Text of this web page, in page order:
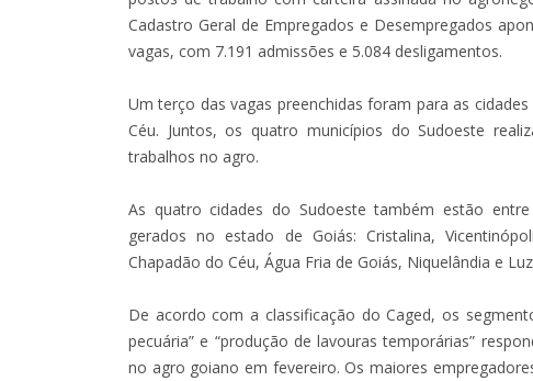
Cadastro Geral de Empregados e Desempregados
vagas, com 7.191 admissões e 5.084 desligamentos.
Um terço das vagas preenchidas foram para as
Céu. Juntos, os quatro municípios do Sudoeste
trabalhos no agro.
As quatro cidades do Sudoeste também estão
gerados no estado de Goiás: Cristalina,
Chapadão do Céu, Água Fria de Goiás, Niquelândia e
De acordo com a classificação do Caged, os
pecuária” e “produção de lavouras temporárias”
no agro goiano em fevereiro. Os maiores